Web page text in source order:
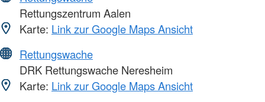
Rettungszentrum Aalen
Karte: Link zur Google Maps Ansicht
Rettungswache
DRK Rettungswache Neresheim
Karte: Link zur Google Maps Ansicht